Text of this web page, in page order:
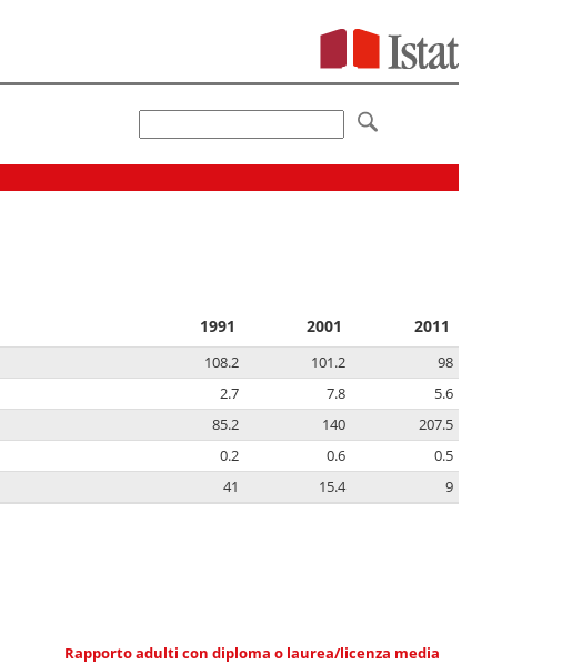
1991 2001 2011
108.2 101.2
98
2.7 7.8
5.6
85.2 140
207.5
0.2 0.6
0.5
41 15.4 9
Rapporto adulti con diploma o laurea/licenza media